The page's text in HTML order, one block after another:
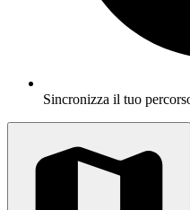
Sincronizza il tuo